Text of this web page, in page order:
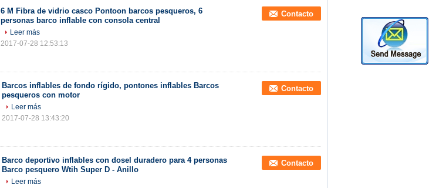
6 M Fibra de vidrio casco Pontoon barcos pesqueros, 6
personas barco inflable con consola central
Contacto
Leer más
2017-07-28 12:53:13
Barcos inflables de fondo rígido, pontones inflables Barcos
pesqueros con motor
Contacto
Leer más
2017-07-28 13:43:20
Barco deportivo inflables con dosel duradero para 4 personas
Barco pesquero Wtih Super D - Anillo
Contacto
Leer más